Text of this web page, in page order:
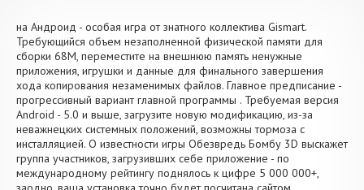
на Андроид - особая игра от знатного коллектива Gismart.
Требующийся объем незаполненной физической памяти для
сборки 68M, переместите на внешнюю память ненужные
приложения, игрушки и данные для финального завершения
хода копирования незаменимых файлов. Главное предписание -
прогрессивный вариант главной программы . Требуемая версия
Android - 5.0 и выше, загрузите новую модификацию, из-за
неважнецких системных положений, возможны тормоза с
инсталляцией. О известности игры Обезвредь Бомбу 3D выскажет
группа участников, загрузивших себе приложение - по
международному рейтингу поднялось к цифре 5 000 000+,